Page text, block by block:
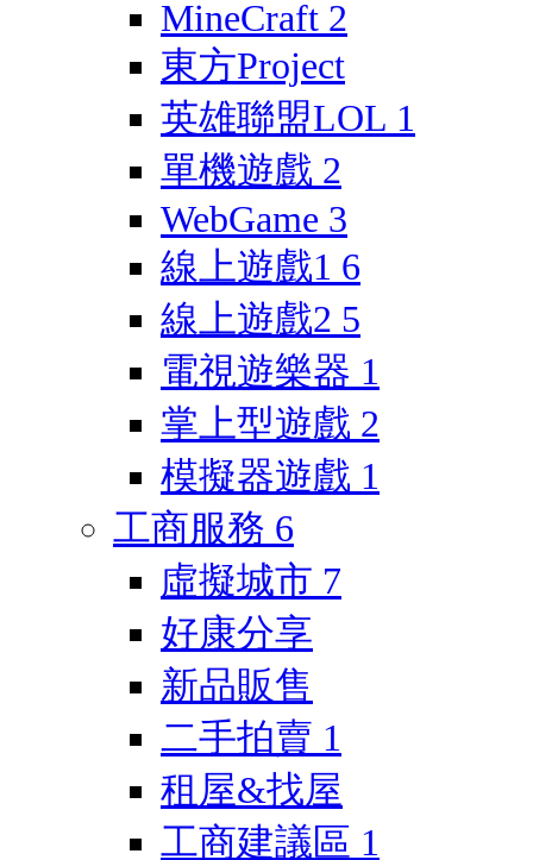
MineCraft 2
東方Project
英雄聯盟LOL 1
單機遊戲 2
WebGame 3
線上遊戲1 6
線上遊戲2 5
電視遊樂器 1
掌上型遊戲 2
模擬器遊戲 1
工商服務 6
虛擬城市 7
好康分享
新品販售
二手拍賣 1
租屋&找屋
工商建議區 1